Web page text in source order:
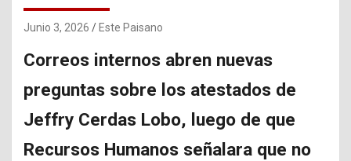
Junio 3, 2026 Este Paisano
Correos internos abren nuevas
preguntas sobre los atestados de
Jeffry Cerdas Lobo, luego de que
Recursos Humanos señalara que no